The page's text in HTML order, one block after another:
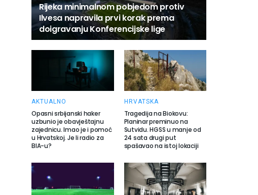
Rijeka minimalnom pobjedom protiv
Ilvesa napravila prvi korak prema
doigravanju Konferencijske lige
AKTUALNO
Opasni srbijanski haker
uzbunio je obavještajnu
zajednicu. Imao je i pomoć
u Hrvatskoj. Je li radio za
BIA-u?
HRVATSKA
Tragedija na Biokovu:
Planinar preminuo na
Sutvidu. HGSS u manje od
24 sata drugi put
spašavao na istoj lokaciji